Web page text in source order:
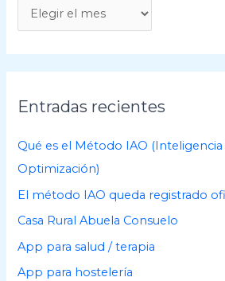
r
c
h
i
o
s
Entradas recientes
Qué es el Método IAO (Inteligencia
Optimización)
El método IAO queda registrado
Casa Rural Abuela Consuelo
App para salud / terapia
App para hostelería